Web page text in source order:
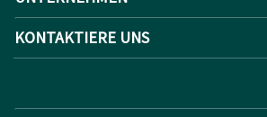
KONTAKTIERE UNS